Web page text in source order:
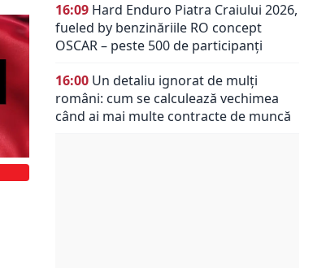
16:09 Hard Enduro Piatra Craiului 2026,
fueled by benzinăriile RO concept
OSCAR – peste 500 de participanți
16:00 Un detaliu ignorat de mulți
români: cum se calculează vechimea
când ai mai multe contracte de muncă